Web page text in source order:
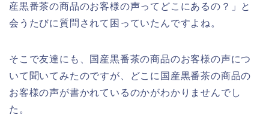
産黒番茶の商品のお客様の声ってどこにあるの？」と
会うたびに質問されて困っていたんですよね。
そこで友達にも、国産黒番茶の商品のお客様の声につ
いて聞いてみたのですが、どこに国産黒番茶の商品の
お客様の声が書かれているのかがわかりませんでし
た。